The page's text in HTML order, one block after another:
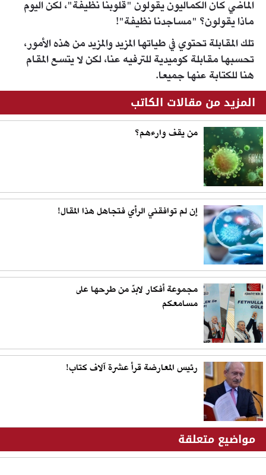
الماضي كان الكماليون يقولون "قلوبنا نظيفة"، لكن اليوم
ماذا يقولون؟ "مساجدنا نظيفة"!
تلك المقابلة تحتوي في طياتها المزيد والمزيد من هذه الأمور،
تحسبها مقابلة كوميدية للترفيه عنا، لكن لا يتسع المقام
هنا للكتابة عنها جميعا.
المزيد من مقالات الكاتب
من يقف وارءهم؟
إن لم توافقني الرأي فتجاهل هذا المقال!
مجموعة أفكار لابدّ من طرحها على
مسامعكم
رئيس المعارضة قرأ عشرة آلاف كتاب!
مواضيع متعلقة